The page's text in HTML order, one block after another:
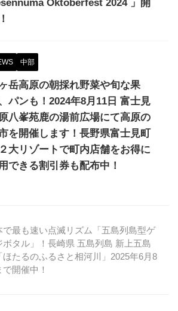
Oktoberfest 2024 」開
中部
岳高原の朝採れ野菜や旬な果
パンも！2024年8月11日 富士見
八峯苑鹿の湯前広場にて高原の
を開催します！長野県富士見町
大リゾートで町内店舗をお得に
できる割引券も配布中！
で最も速い点滅リズム「五島列島型ゲ
ボタル」！長崎県 五島列島 新上五島
ほたるのふるさと相河川」2025年6月8
で開催中！